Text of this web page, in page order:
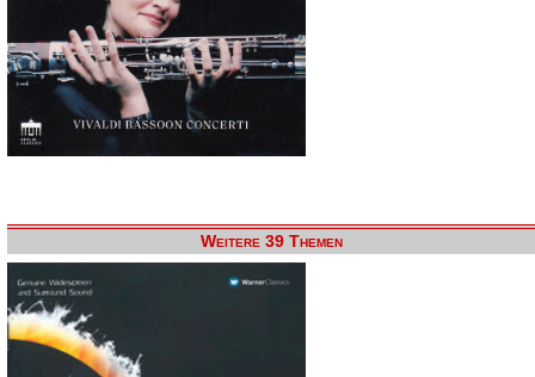
Weitere 39 Themen